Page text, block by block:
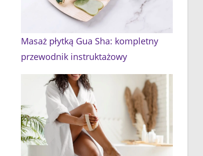
Masaż płytką Gua Sha: kompletny
przewodnik instruktażowy